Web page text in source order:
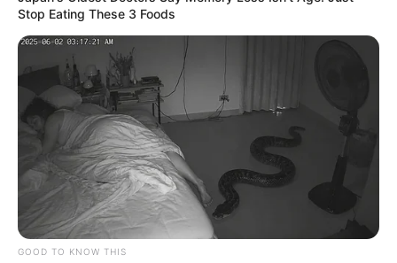
Stop Eating These 3 Foods
GOOD TO KNOW THIS